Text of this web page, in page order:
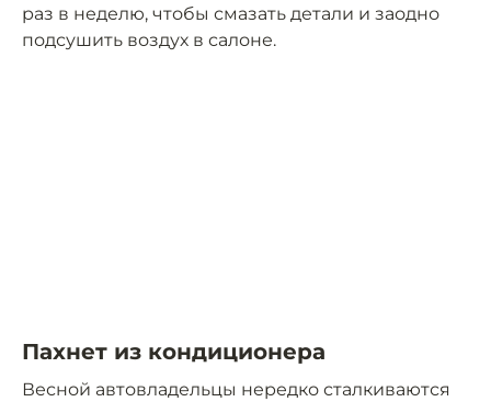
раз в неделю, чтобы смазать детали и заодно
подсушить воздух в салоне.
Пахнет из кондиционера
Весной автовладельцы нередко сталкиваются